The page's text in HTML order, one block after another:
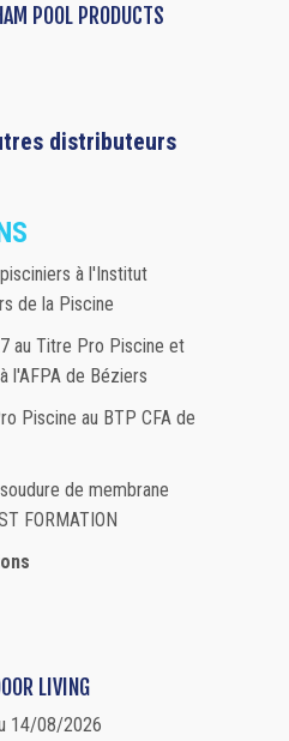
POOL PRODUCTS
distributeurs
à l'Institut
de la Piscine
au Titre Pro Piscine et
l'AFPA de Béziers
Piscine au BTP CFA de
de membrane
FORMATION
LIVING
14/08/2026